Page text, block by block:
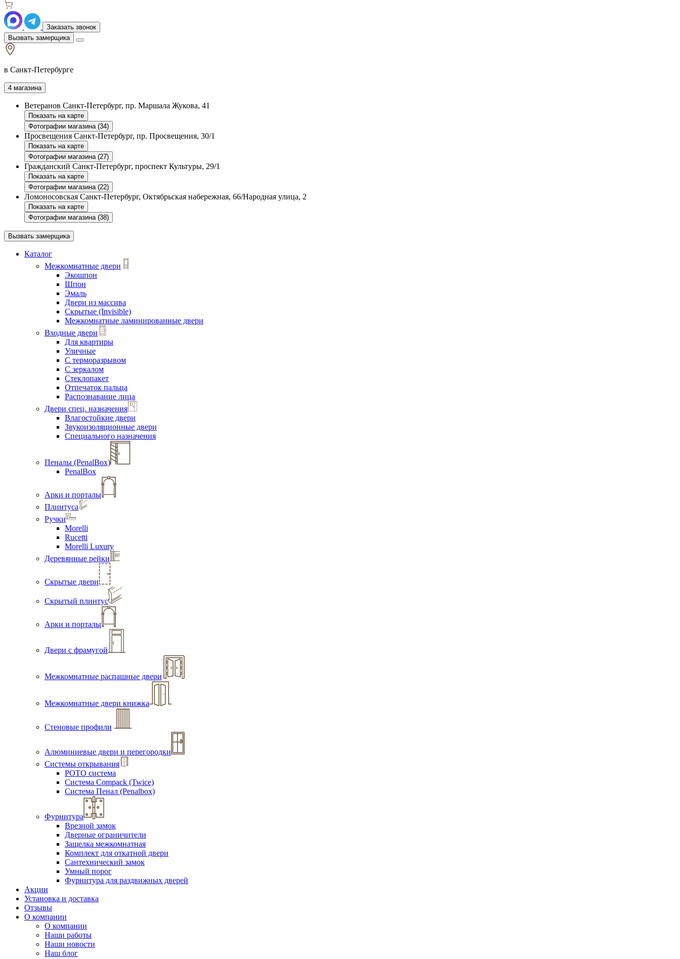
Заказать звонок
Вызвать замерщика
в Санкт-Петербурге
4 магазина
Ветеранов Санкт-Петербург, пр. Маршала Жукова, 41
Показать на карте
Фотографии магазина (34)
Просвещения Санкт-Петербург, пр. Просвещения, 30/1
Показать на карте
Фотографии магазина (27)
Гражданский Санкт-Петербург, проспект Культуры, 29/1
Показать на карте
Фотографии магазина (22)
Ломоносовская Санкт-Петербург, Октябрьская набережная, 66/Народная улица, 2
Показать на карте
Фотографии магазина (38)
Вызвать замерщика
Каталог
Межкомнатные двери
Экошпон
Шпон
Эмаль
Двери из массива
Скрытые (Invisible)
Межкомнатные ламинированные двери
Входные двери
Для квартиры
Уличные
С терморазрывом
С зеркалом
Стеклопакет
Отпечаток пальца
Распознавание лица
Двери спец. назначения
Влагостойкие двери
Звукоизоляционные двери
Специального назначения
Пеналы (PenalBox)
PenalBox
Арки и порталы
Плинтуса
Ручки
Morelli
Rucetti
Morelli Luxury
Деревянные рейки
Скрытые двери
Скрытый плинтус
Арки и порталы
Двери с фрамугой
Межкомнатные распашные двери
Межкомнатные двери книжка
Стеновые профили
Алюминиевые двери и перегородки
Системы открывания
РОТО система
Система Compack (Twice)
Система Пенал (Penalbox)
Фурнитура
Врезной замок
Дверные ограничители
Защелка межкомнатная
Комплект для откатной двери
Сантехнический замок
Умный порог
Фурнитура для раздвижных дверей
Акции
Установка и доставка
Отзывы
О компании
О компании
Наши работы
Наши новости
Наш блог